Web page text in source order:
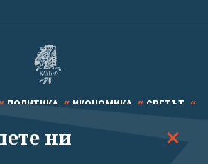
ПОЛИТИКА ИКОНОМИКА СВЕТЪТ
ТЕХНОЛОГИИ КАЛЕЙДОСКОП
ни